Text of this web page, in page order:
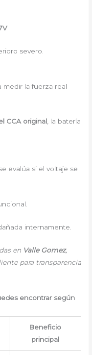
severo.
medir la fuerza real
CCA original, la batería
evalúa si el voltaje se
internamente.
en Valle Gomez,
para transparencia
encontrar según
Beneficio
principal